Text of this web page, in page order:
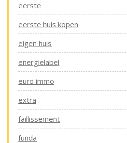
eerste
eerste huis kopen
eigen huis
energielabel
euro immo
extra
faillissement
funda